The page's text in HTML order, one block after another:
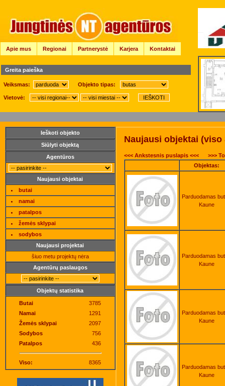
Apie mus Regionai Partnerystė Karjera Kontaktai
Greita paieška
Veiksmas: Objekto tipas:
Vietovė:
Ieškoti objekto
Siūlyti objektą
Agentūros
Naujausi objektai
butai
namai
patalpos
žemės sklypai
sodybos
Naujausi projektai
šiuo metu projektų nėra
Agentūrų paslaugos
Objektų statistika
Butai
3785
Namai
1291
Žemės sklypai
2097
Sodybos
756
Patalpos
436
Viso: 8365
Naujausi objektai (viso
<<< Ankstesnis puslapis <<<
>>>
Objektas:
Parduodamas
Kaune
Parduodamas
Kaune
Parduodamas
Kaune
Parduodamas
Kaune